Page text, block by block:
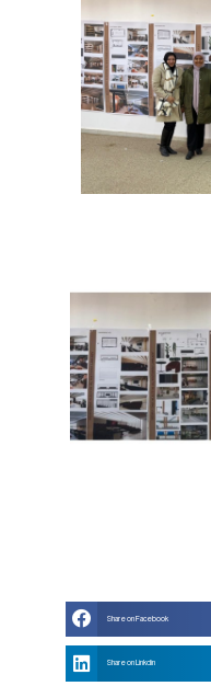
Share on Facebook
Share on Linkdin